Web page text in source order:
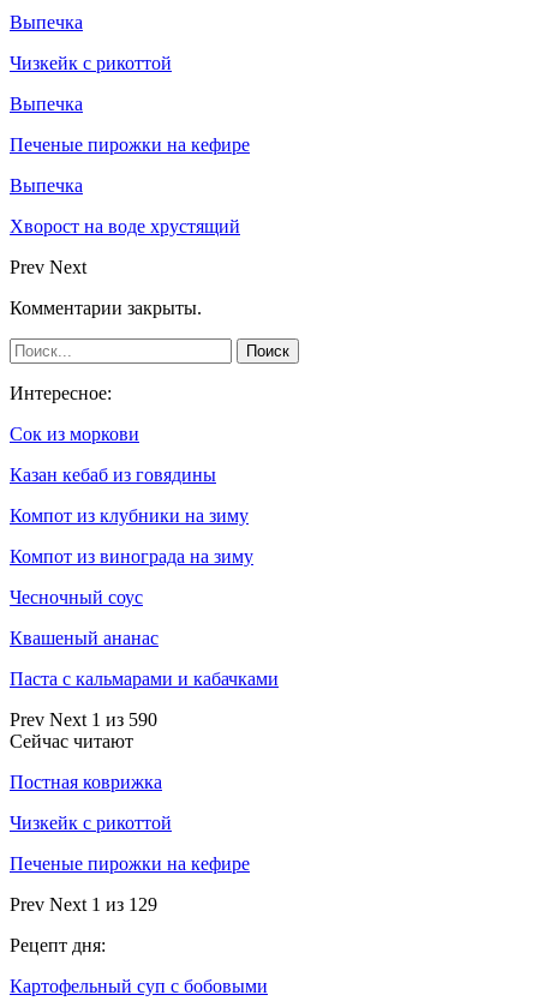
Выпечка
Чизкейк с рикоттой
Выпечка
Печеные пирожки на кефире
Выпечка
Хворост на воде хрустящий
Prev Next
Комментарии закрыты.
Интересное:
Сок из моркови
Казан кебаб из говядины
Компот из клубники на зиму
Компот из винограда на зиму
Чесночный соус
Квашеный ананас
Паста с кальмарами и кабачками
Prev Next 1 из 590
Сейчас читают
Постная коврижка
Чизкейк с рикоттой
Печеные пирожки на кефире
Prev Next 1 из 129
Рецепт дня:
Картофельный суп с бобовыми